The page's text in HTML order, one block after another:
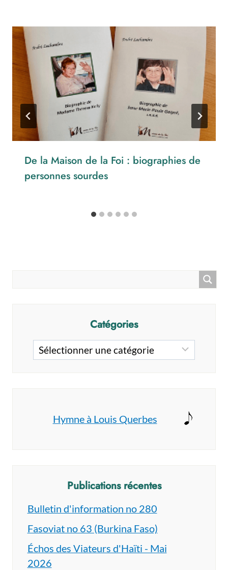
De la Maison de la Foi : biographies de
personnes sourdes
Catégories
Catégories
Hymne à Louis Querbes
Publications récentes
Bulletin d'information no 280
Fasoviat no 63 (Burkina Faso)
Échos des Viateurs d'Haïti - Mai
2026